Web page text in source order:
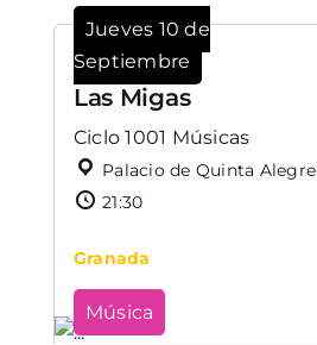
Jueves 10 de
Septiembre
Las Migas
Ciclo 1001 Músicas
Palacio de Quinta Alegre
21:30
Granada
Música